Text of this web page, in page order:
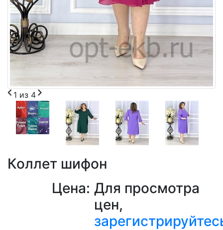
1 из 4
Коллет шифон
Цена: Для просмотра
цен,